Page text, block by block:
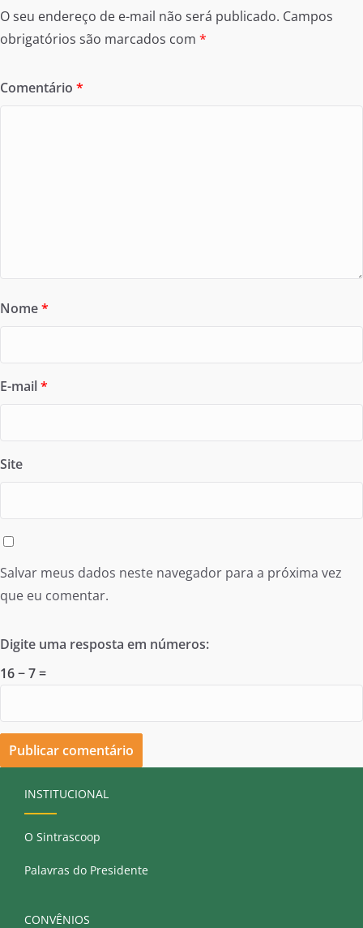
O seu endereço de e-mail não será publicado. Campos
obrigatórios são marcados com *
Comentário *
Nome*
E-mail*
Site
Salvar meus dados neste navegador para a próxima vez
que eu comentar.
Digite uma resposta em números:
16 − 7 =
INSTITUCIONAL
O Sintrascoop
Palavras do Presidente
CONVÊNIOS